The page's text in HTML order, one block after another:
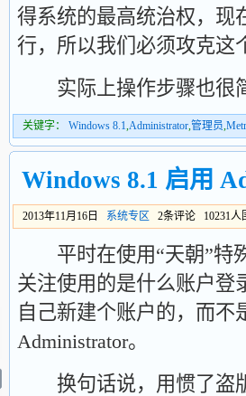
得系统的最高统治权，现
行，所以我们必须攻克这
实际上操作步骤也很简
关键字： Windows 8.1,Administrator,管理员,
Windows 8.1 启用
2013年11月16日 系统专区 2条评论 10231人
平时在使用“天朝”特殊
关注使用的是什么账户登
自己新建个账户的，而不
Administrator。
换句话说，用惯了盗版